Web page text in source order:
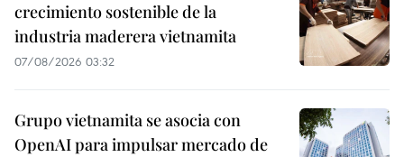
crecimiento sostenible de la
industria maderera vietnamita
07/08/2026 03:32
Grupo vietnamita se asocia con
OpenAI para impulsar mercado de